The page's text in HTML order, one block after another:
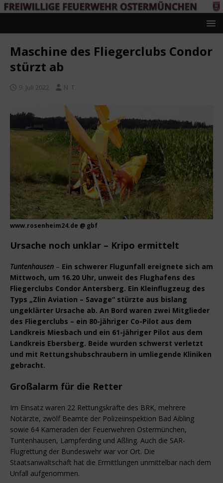
Maschine des Fliegerclubs Condor
stürzt ab
9. Juli 2022 N. T.
www.rosenheim24.de @ gbf
Ursache noch unklar – Kripo ermittelt
Tuntenhausen – Ein schwerer Flugunfall ereignete sich am
Mittwoch, um 16.20 Uhr, unweit des Flughafens des
Fliegerclubs Condor Antersberg. Ein Kleinflugzeug des
Typs „Zlin Aviation – Savage“ stürzte aus bislang
ungeklärter Ursache ab. An Bord waren zwei Mitglieder
des Fliegerclubs – ein 80-jähriger Co-Pilot aus dem
Landkreis Miesbach und ein 61-jähriger Pilot aus dem
Landkreis Ebersberg. Beide wurden schwerst verletzt
und mit Rettungshubschraubern in umliegende Kliniken
gebracht.
Großalarm für die Retter
Im Einsatz waren 22 Rettungskräfte des BRK, mehrere
Notärzte, zwölf Beamte der Polizeiinspektion Bad Aibling
sowie 64 Kameraden der Feuerwehren Ostermünchen,
Tuntenhausen, Lampferding und Aßling. Auch die SAR-
Flugrettung der Bundeswehr war vor Ort. Die
Staatsanwaltschaft hat die Ermittlungen unmittelbar nach dem
Unfall aufgenommen.